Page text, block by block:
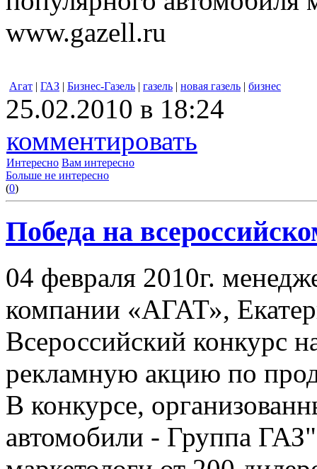
www.gazell.ru
Агат | ГАЗ | Бизнес-Газель | газель | новая газель | бизнес
25.02.2010 в 18:24
комментировать
Интересно Вам интересно
Больше не интересно
(0)
Победа на
04 февраля 2010г.
компании «АГАТ»,
Всероссийский конкурс
рекламную акцию по
В конкурсе,
автомобили - Группа